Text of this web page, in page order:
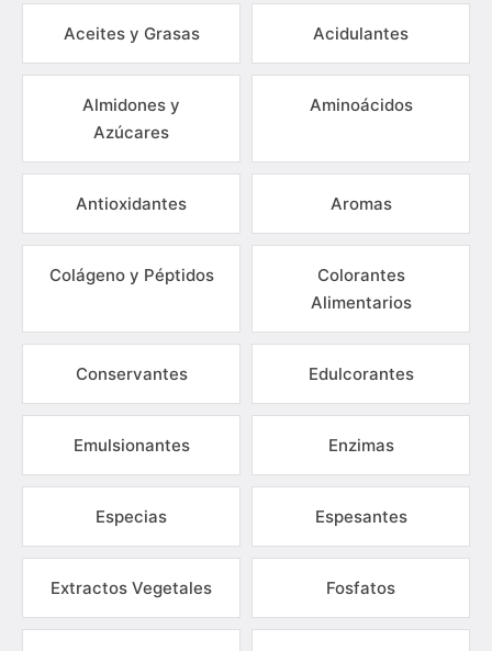
Aceites y Grasas Acidulantes
Almidones y
Azúcares
Aminoácidos
Antioxidantes Aromas
Colágeno y Péptidos
Colorantes
Alimentarios
Conservantes Edulcorantes
Emulsionantes Enzimas
Especias Espesantes
Extractos Vegetales Fosfatos